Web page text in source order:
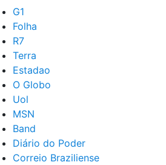
G1
Folha
R7
Terra
Estadao
O Globo
Uol
MSN
Band
Diário do Poder
Correio Braziliense